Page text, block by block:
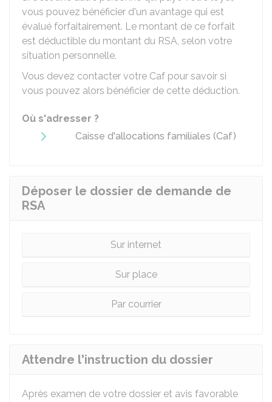
vous pouvez bénéficier d'un avantage qui est
évalué forfaitairement. Le montant de ce forfait
est déductible du montant du RSA, selon votre
situation personnelle.
Vous devez contacter votre Caf pour savoir si
vous pouvez alors bénéficier de cette déduction.
Où s'adresser ?
Caisse d'allocations familiales (Caf)
Déposer le dossier de demande de
RSA
Sur internet
Sur place
Par courrier
Attendre l'instruction du dossier
Après examen de votre dossier et avis favorable